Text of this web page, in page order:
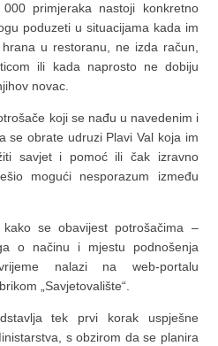
primjeraka nastoji konkretno
poduzeti u situacijama kada im
u restoranu, ne izda račun,
ili kada naprosto ne dobiju
novac.
koji se nađu u navedenim i
se obrate udruzi Plavi Val koja im
savjet i pomoć ili čak izravno
mogući nesporazum između
se obavijest potrošačima –
o načinu i mjestu podnošenja
nalazi na web-portalu
„Savjetovalište“.
tek prvi korak uspješne
s obzirom da se planira